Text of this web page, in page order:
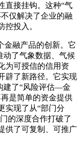
直接挂钩。这种“气
仅解决了企业的融
控投入。
融产品的创新。它
动了气象数据、气候
为可授信的信用资
辟了新路径。它实现
建了“风险评估—金
是简单的资金提供
实现了从“部门分
的深度合作打破了
供了可复制、可推广